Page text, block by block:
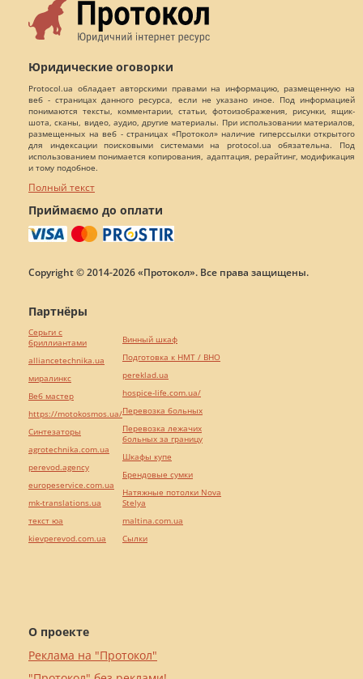
Юридические оговорки
Protocol.ua обладает авторскими правами на информацию, размещенную на
веб - страницах данного ресурса, если не указано иное. Под информацией
понимаются тексты, комментарии, статьи, фотоизображения, рисунки, ящик-
шота, сканы, видео, аудио, другие материалы. При использовании материалов,
размещенных на веб - страницах «Протокол» наличие гиперссылки открытого
для индексации поисковыми системами на protocol.ua обязательна. Под
использованием понимается копирования, адаптация, рерайтинг, модификация
и тому подобное.
Полный текст
Приймаємо до оплати
Copyright © 2014-2026 «Протокол». Все права защищены.
О проекте
Реклама на "Протокол"
Партнёры
Серьги с
бриллиантами
alliancetechnika.ua
миралинкс
Веб мастер
https://motokosmos.ua/
Синтезаторы
agrotechnika.com.ua
perevod.agency
europeservice.com.ua
mk-translations.ua
текст юа
kievperevod.com.ua
Винный шкаф
Подготовка к НМТ / ВНО
pereklad.ua
hospice-life.com.ua/
Перевозка больных
Перевозка лежачих
больных за границу
Шкафы купе
Брендовые сумки
Натяжные потолки Nova
Stelya
maltina.com.ua
Cылки